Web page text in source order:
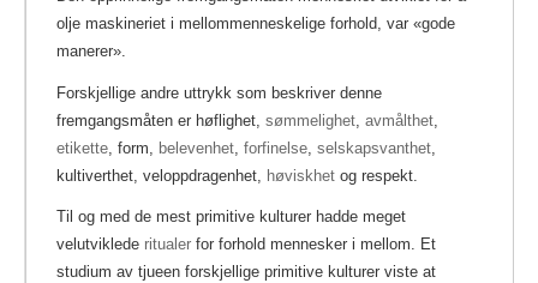
olje maskineriet i mellommenneskelige forhold, var «gode
manerer».
Forskjellige andre uttrykk som beskriver denne
fremgangsmåten er høflighet, sømmelighet avmålthet
etikette , form, belevenhet forfinelse selskapsvanthet
kultiverthet, veloppdragenhet, høviskhet og respekt.
Til og med de mest primitive kulturer hadde meget
velutviklede ritualer for forhold mennesker i mellom. Et
studium av tjueen forskjellige primitive kulturer viste at